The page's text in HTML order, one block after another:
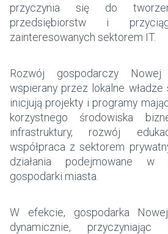
przyczynia się do
przedsiębiorstw i
zainteresowanych sektorem IT.
Rozwój gospodarczy
wspierany przez lokalne
inicjują projekty i programy
korzystnego środowiska
infrastruktury, rozwój
współpraca z sektorem
działania podejmowane w
gospodarki miasta.
W efekcie, gospodarka
dynamicznie,